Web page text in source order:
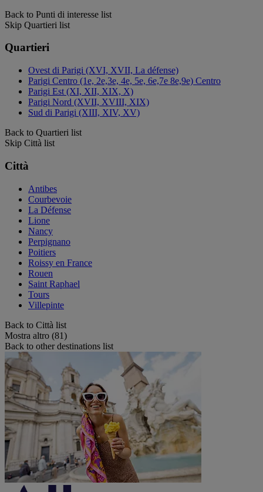
Back to Punti di interesse list
Skip Quartieri list
Quartieri
Ovest di Parigi (XVI, XVII, La défense)
Parigi Centro (1e, 2e,3e, 4e, 5e, 6e,7e 8e,9e) Centro
Parigi Est (XI, XII, XIX, X)
Parigi Nord (XVII, XVIII, XIX)
Sud di Parigi (XIII, XIV, XV)
Back to Quartieri list
Skip Città list
Città
Antibes
Courbevoie
La Défense
Lione
Nancy
Perpignano
Poitiers
Roissy en France
Rouen
Saint Raphael
Tours
Villepinte
Back to Città list
Mostra altro (81)
Back to other destinations list